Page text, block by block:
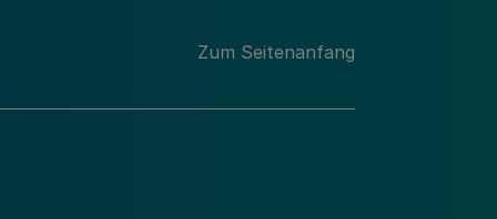
Zum Seitenanfang